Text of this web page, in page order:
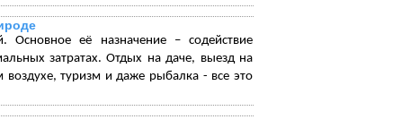
её назначение – содействие
затратах. Отдых на даче, выезд на
туризм и даже рыбалка - все это